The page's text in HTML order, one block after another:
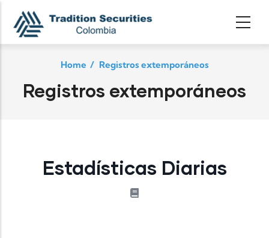
Skip to main content
Home / Registros extemporáneos
Registros extemporáneos
Estadísticas Diarias